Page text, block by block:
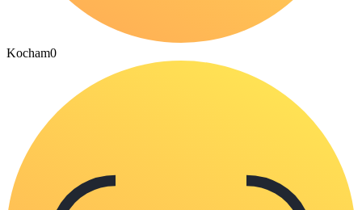
Kocham0